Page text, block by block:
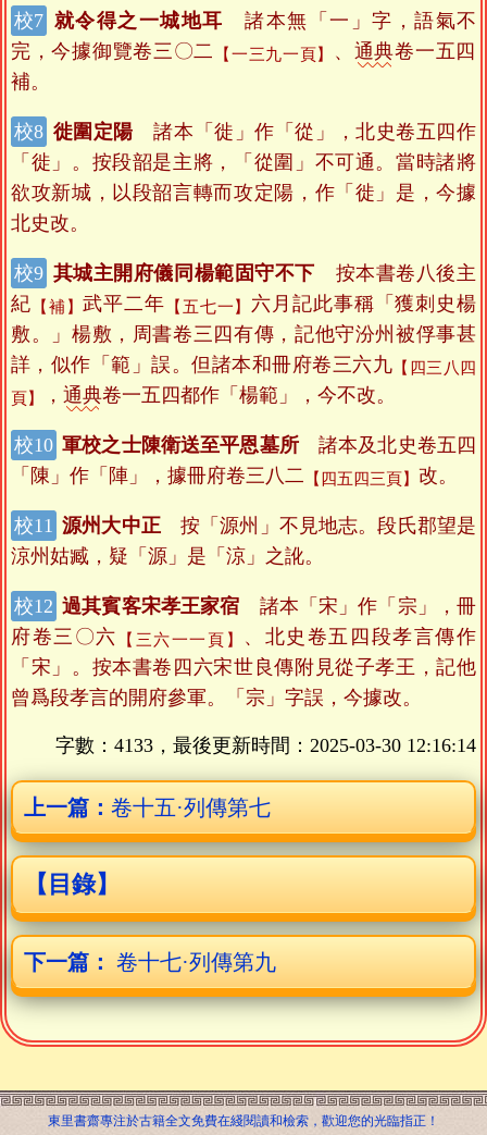
就令得之一城地耳 諸本無「一」字，語氣不
完，今據御覽卷三〇二
【一三九一頁】 、 通典卷一五四
補。
徙圍定陽 諸本「徙」作「從」，北史卷五四作
「徙」。按段韶是主將，「從圍」不可通。當時諸將
欲攻新城，以段韶言轉而攻定陽，作「徙」是，今據
北史改。
其城主開府儀同楊範固守不下 按本書卷八後主
紀 【補】武平二年 【五七一】 六月記此事稱「獲刺史楊
敷。」楊敷，周書卷三四有傳，記他守汾州被俘事甚
詳，似作「範」誤。但諸本和冊府卷三六九 【四三八四
頁】
， 通典卷一五四都作「楊範」，今不改。
軍校之士陳衛送至平恩墓所諸本及北史卷五四
「陳」作「陣」，據冊府卷三八二 【四五四三頁】 改。
源州大中正按「源州」不見地志。段氏郡望是
涼州姑臧，疑「源」是「涼」之訛。
過其賓客宋孝王家宿 諸本「宋」作「宗」，冊
府卷三〇六
【三六一一頁】
、北史卷五四段孝言傳作
「宋」。按本書卷四六宋世良傳附見從子孝王，記他
曾爲段孝言的開府參軍。「宗」字誤，今據改。
字數：4133，最後更新時間： 2025-03-30 12:16:14
上一篇： 卷十五·列傳第七
【目錄】
下一篇： 卷十七·列傳第九
東里書齋專注於古籍全文免費在綫閱讀和檢索，歡迎您的光臨指正！